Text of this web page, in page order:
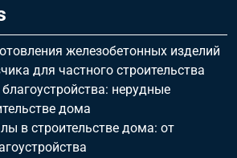
железобетонных изделий
для частного строительства
нерудные
дома
в строительстве дома: от